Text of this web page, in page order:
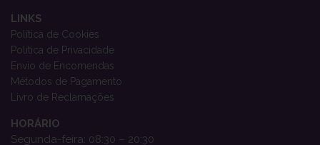
LINKS
Política de Cookies
Política de Privacidade
Envio de Encomendas
Métodos de Pagamento
Livro de Reclamações
HORÁRIO
Segunda-feira: 08:30 – 20:30